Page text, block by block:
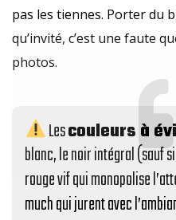
pas les tiennes. Porter du
qu’invité, c’est une faute
photos.
Lescouleurs à
blanc, le noir intégral (sauf
rouge vif qui monopolise
much qui jurent avec